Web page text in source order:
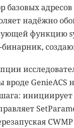
базовых
надёжно
функцию
GenieACS
инициирует